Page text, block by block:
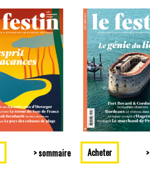
> sommaire Acheter